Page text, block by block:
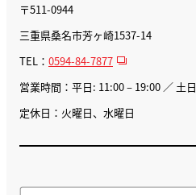
〒511-0944
三重県桑名市芳ヶ崎1537-14
TEL： 0594-84-7877
営業時間：平日: 11:00 – 19:00 ／ 土
定休日：火曜日、水曜日